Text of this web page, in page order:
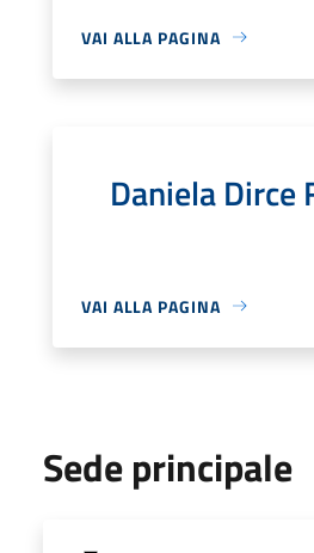
VAI ALLA PAGINA
Daniela Dirce
VAI ALLA PAGINA
Sede principale